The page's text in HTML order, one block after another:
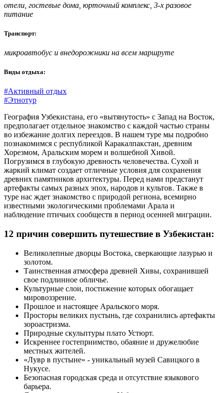
отели, гостевые дома, юрточный комплекс, 3-х разовое
питание
Транспорт:
микроавтобус и внедорожники на всем маршруте
Виды отдыха:
#Активный отдых
#Этнотур
География Узбекистана, его «вытянутость» с Запад на Восток,
предполагает отдельное знакомство с каждой частью страны
во избежание долгих переездов. В нашем туре мы подробно
познакомимся с республикой Каракалпакстан, древним
Хорезмом, Аральским морем и волшебной Хивой.
Погрузимся в глубокую древность человечества. Сухой и
жаркий климат создает отличные условия для сохранения
древних памятников архитектуры. Перед нами предстанут
артефакты самых разных эпох, народов и культов. Также в
туре нас ждет знакомство с природой региона, всемирно
известными экологическими проблемами Арала и
наблюдение птичьих сообществ в период осенней миграции.
12 причин совершить путешествие в Узбекистан:
Великолепные дворцы Востока, сверкающие лазурью и
золотом.
Таинственная атмосфера древней Хивы, сохранившей
свое подлинное обличье.
Культурные слои, постижение которых обогащает
мировоззрение.
Прошлое и настоящее Аральского моря.
Просторы великих пустынь, где сохранились артефакты
зороастризма.
Природные скульптуры плато Устюрт.
Искреннее гостеприимство, обаяние и дружелюбие
местных жителей.
«Лувр в пустыне» - уникальный музей Савицкого в
Нукусе.
Безопасная городская среда и отсутствие языкового
барьера.